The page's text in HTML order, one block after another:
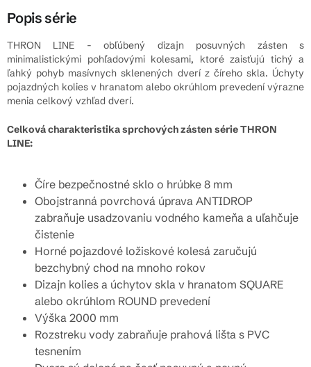
Popis série
THRON LINE - obľúbený dizajn posuvných zásten s
minimalistickými pohľadovými kolesami, ktoré zaisťujú tichý a
ľahký pohyb masívnych sklenených dverí z číreho skla. Úchyty
pojazdných kolies v hranatom alebo okrúhlom prevedení výrazne
menia celkový vzhľad dverí.
Celková charakteristika sprchových zásten série THRON
LINE:
Číre bezpečnostné sklo o hrúbke 8 mm
Obojstranná povrchová úprava ANTIDROP
zabraňuje usadzovaniu vodného kameňa a uľahčuje
čistenie
Horné pojazdové ložiskové kolesá zaručujú
bezchybný chod na mnoho rokov
Dizajn kolies a úchytov skla v hranatom SQUARE
alebo okrúhlom ROUND prevedení
Výška 2000 mm
Rozstreku vody zabraňuje prahová lišta s PVC
tesnením